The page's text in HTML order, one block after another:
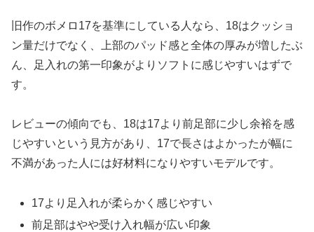
旧作のボメロ17を基準にしている人なら、18はクッショ
ン量だけでなく、上部のパッド感と全体の厚みが増したぶ
ん、足入れの第一印象がよりソフトに感じやすいはずで
す。
レビューの傾向でも、18は17より前足部に少し余裕を感
じやすいという見方があり、17で長さはよかったが幅に
不満があった人には好材料になりやすいモデルです。
17より足入れが柔らかく感じやすい
前足部はやや受け入れ幅が広い印象